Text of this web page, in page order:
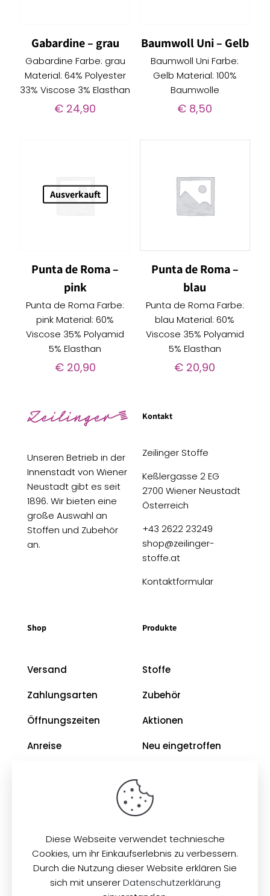
Gabardine – grau
Gabardine Farbe: grau
Material: 64% Polyester
33% Viscose 3% Elasthan
€ 24,90
Baumwoll Uni – Gelb
Baumwoll Uni Farbe:
Gelb Material: 100%
Baumwolle
€ 8,50
Ausverkauft
Punta de Roma –
pink
Punta de Roma Farbe:
pink Material: 60%
Viscose 35% Polyamid
5% Elasthan
€20,90
Punta de Roma –
blau
Punta de Roma Farbe:
blau Material: 60%
Viscose 35% Polyamid
5% Elasthan
€ 20,90
Unseren Betrieb in der
Innenstadt von Wiener
Neustadt gibt es seit
1896. Wir bieten eine
große Auswahl an
Stoffen und Zubehör
an.
Kontakt
Zeilinger Stoffe
Keßlergasse 2 EG
2700 Wiener Neustadt
Österreich
+43 2622 23249
shop@zeilinger-
stoffe.at
Kontaktformular
Shop
Versand
Zahlungsarten
Öffnungszeiten
Anreise
Datenschutz
Produkte
Stoffe
Zubehör
Aktionen
Neu eingetroffen
© 2026Zeilinger Stoffe . Alle Rechte vorbehalten.
Diese Webseite verwendet techniesche
Cookies, um ihr Einkaufserlebnis zu verbessern.
Durch die Nutzung dieser Website erklären Sie
sich mit unsererDatenschutzerklärung